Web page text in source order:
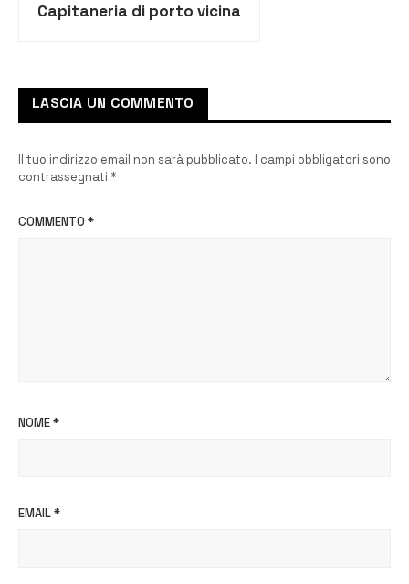
Capitaneria di porto vicina
LASCIA UN COMMENTO
Il tuo indirizzo email non sarà pubblicato. I campi obbligatori sono
contrassegnati *
COMMENTO *
NOME*
EMAIL*